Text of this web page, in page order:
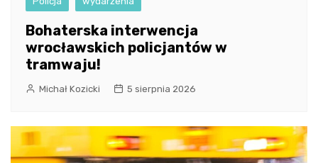
Bohaterska interwencja
wrocławskich policjantów w
tramwaju!
Michał Kozicki 5 sierpnia 2026